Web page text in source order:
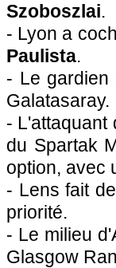
Szoboszlai.
- Lyon a
Paulista.
- Le
Galatasaray.
- L'attaquant
du Spartak
option, avec
- Lens fait
priorité.
- Le milieu
Glasgow